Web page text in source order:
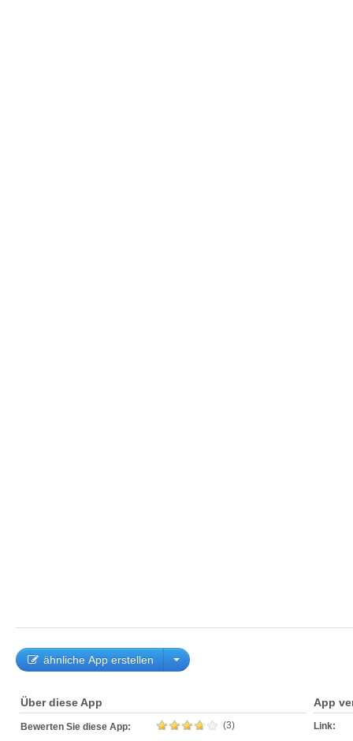
ähnliche App erstellen
Über diese App
Bewerten Sie diese App: (3)
App
Link: